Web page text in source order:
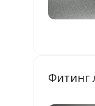
Фитинг